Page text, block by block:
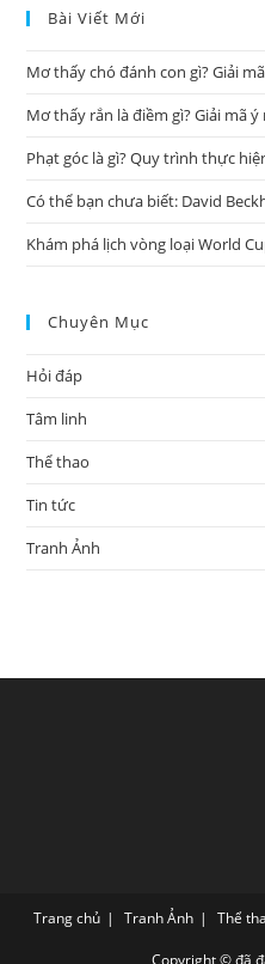
Bài Viết Mới
Mơ thấy chó đánh con gì? Giải
Mơ thấy rắn là điềm gì? Giải mã
Phạt góc là gì? Quy trình thực
Có thể bạn chưa biết: David
Khám phá lịch vòng loại World
Chuyên Mục
Hỏi đáp
Tâm linh
Thể thao
Tin tức
Tranh Ảnh
Trang chủ Tranh Ảnh Thể
Copyright © đã